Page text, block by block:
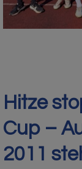
Hitze
Cup –
2011